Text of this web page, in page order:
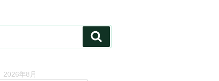
索
2026年8月